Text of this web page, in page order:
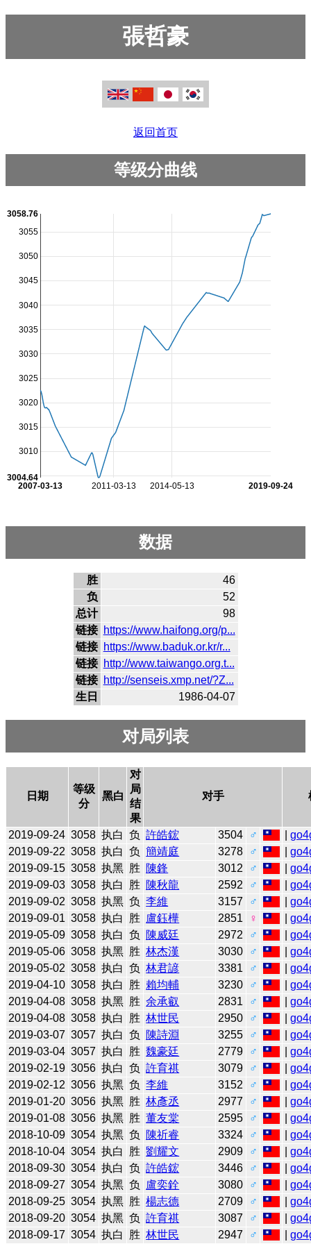
張哲豪
返回首页
等级分曲线
2011-03-13 2014-05-13
2007-03-13 2019-09-24
3010
3015
3020
3025
3030
3035
3040
3045
3050
3055
3004.64
3058.76
数据
胜
46
负
52
总计
98
链接 https://www.haifong.org/p...
链接 https://www.baduk.or.kr/r...
链接 http://www.taiwango.org.t...
链接 http://senseis.xmp.net/?Z...
生日
1986-04-07
对局列表
日期
等级
分
黑白
对
局
结
果
对手
2019-09-24 3058 执白 负 許皓鋐 3504 ♂ |
2019-09-22 3058 执白 负 簡靖庭 3278 ♂ |
2019-09-15 3058 执黑 胜 陳鋒 3012 ♂ |
2019-09-03 3058 执白 胜 陳秋龍 2592 ♂ |
2019-09-02 3058 执黑 负 李維 3157 ♂ |
2019-09-01 3058 执白 胜 盧鈺樺 2851 ♀ |
2019-05-09 3058 执白 负 陳威廷 2972 ♂ |
2019-05-06 3058 执黑 胜 林杰漢 3030 ♂ |
2019-05-02 3058 执白 负 林君諺 3381 ♂ |
2019-04-10 3058 执白 胜 賴均輔 3230 ♂ |
2019-04-08 3058 执黑 胜 余承叡 2831 ♂ |
2019-04-08 3058 执白 胜 林世民 2950 ♂ |
2019-03-07 3057 执白 负 陳詩淵 3255 ♂ |
2019-03-04 3057 执白 胜 魏豪廷 2779 ♂ |
2019-02-19 3056 执白 负 許育祺 3079 ♂ |
2019-02-12 3056 执黑 负 李維 3152 ♂ |
2019-01-20 3056 执黑 胜 林彥丞 2977 ♂ |
2019-01-08 3056 执黑 胜 董友棠 2595 ♂ |
2018-10-09 3054 执黑 负 陳祈睿 3324 ♂ |
2018-10-04 3054 执白 胜 劉耀文 2909 ♂ |
2018-09-30 3054 执白 负 許皓鋐 3446 ♂ |
2018-09-27 3054 执黑 负 盧奕銓 3080 ♂ |
2018-09-25 3054 执黑 胜 楊志德 2709 ♂ |
2018-09-20 3054 执黑 负 許育祺 3087 ♂ |
2018-09-17 3054 执白 胜 林世民 2947 ♂ |